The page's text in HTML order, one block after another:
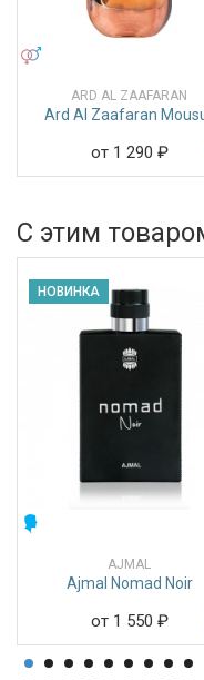
ARD AL ZAAFARAN
Ard Al Zaafaran
от 1 290 ₽
С этим
НОВИНКА
AJMAL
Ajmal Nomad Noir
от 1 550 ₽